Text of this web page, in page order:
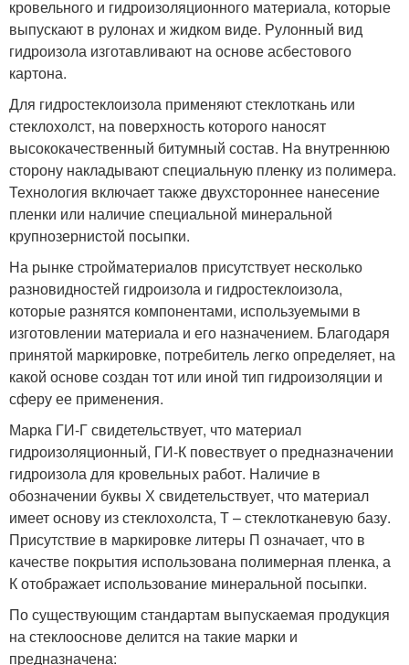
кровельного и гидроизоляционного материала, которые
выпускают в рулонах и жидком виде. Рулонный вид
гидроизола изготавливают на основе асбестового
картона.
Для гидростеклоизола применяют стеклоткань или
стеклохолст, на поверхность которого наносят
высококачественный битумный состав. На внутреннюю
сторону накладывают специальную пленку из полимера.
Технология включает также двухстороннее нанесение
пленки или наличие специальной минеральной
крупнозернистой посыпки.
На рынке стройматериалов присутствует несколько
разновидностей гидроизола и гидростеклоизола,
которые разнятся компонентами, используемыми в
изготовлении материала и его назначением. Благодаря
принятой маркировке, потребитель легко определяет, на
какой основе создан тот или иной тип гидроизоляции и
сферу ее применения.
Марка ГИ-Г свидетельствует, что материал
гидроизоляционный, ГИ-К повествует о предназначении
гидроизола для кровельных работ. Наличие в
обозначении буквы Х свидетельствует, что материал
имеет основу из стеклохолста, Т – стеклотканевую базу.
Присутствие в маркировке литеры П означает, что в
качестве покрытия использована полимерная пленка, а
К отображает использование минеральной посыпки.
По существующим стандартам выпускаемая продукция
на стеклооснове делится на такие марки и
предназначена: